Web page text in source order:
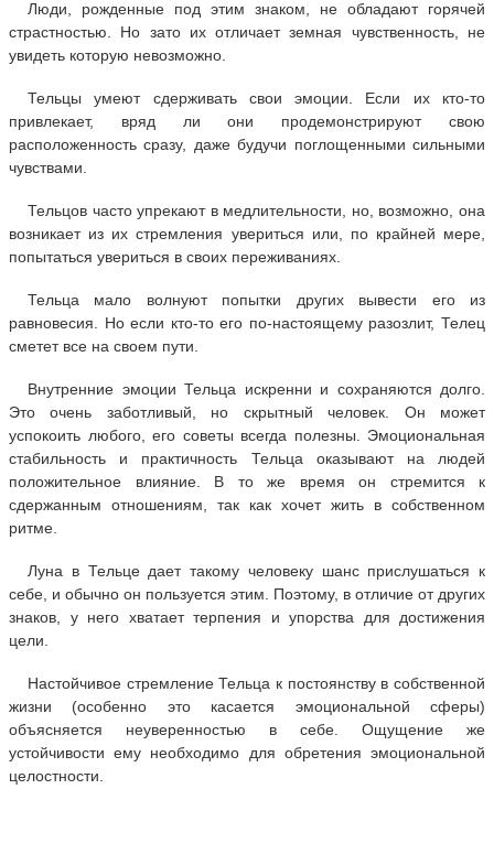
Люди, рожденные под этим знаком, не обладают горячей
страстностью. Но зато их отличает земная чувственность, не
увидеть которую невозможно.
Тельцы умеют сдерживать свои эмоции. Если их кто-то
привлекает, вряд ли они продемонстрируют свою
расположенность сразу, даже будучи поглощенными сильными
чувствами.
Тельцов часто упрекают в медлительности, но, возможно, она
возникает из их стремления увериться или, по крайней мере,
попытаться увериться в своих переживаниях.
Тельца мало волнуют попытки других вывести его из
равновесия. Но если кто-то его по-настоящему разозлит, Телец
сметет все на своем пути.
Внутренние эмоции Тельца искренни и сохраняются долго.
Это очень заботливый, но скрытный человек. Он может
успокоить любого, его советы всегда полезны. Эмоциональная
стабильность и практичность Тельца оказывают на людей
положительное влияние. В то же время он стремится к
сдержанным отношениям, так как хочет жить в собственном
ритме.
Луна в Тельце дает такому человеку шанс прислушаться к
себе, и обычно он пользуется этим. Поэтому, в отличие от других
знаков, у него хватает терпения и упорства для достижения
цели.
Настойчивое стремление Тельца к постоянству в собственной
жизни (особенно это касается эмоциональной сферы)
объясняется неуверенностью в себе. Ощущение же
устойчивости ему необходимо для обретения эмоциональной
целостности.